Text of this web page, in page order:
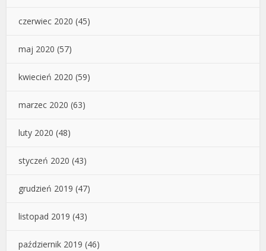
czerwiec 2020 (45)
maj 2020 (57)
kwiecień 2020 (59)
marzec 2020 (63)
luty 2020 (48)
styczeń 2020 (43)
grudzień 2019 (47)
listopad 2019 (43)
październik 2019 (46)